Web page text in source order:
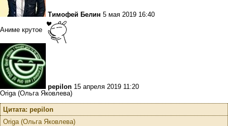
Тимофей Белин 5 мая 2019 16:40
Аниме крутое
pepilon 15 апреля 2019 11:20
Origa (Ольга Яковлева)
Цитата: pepilon
Origa (Ольга Яковлева)